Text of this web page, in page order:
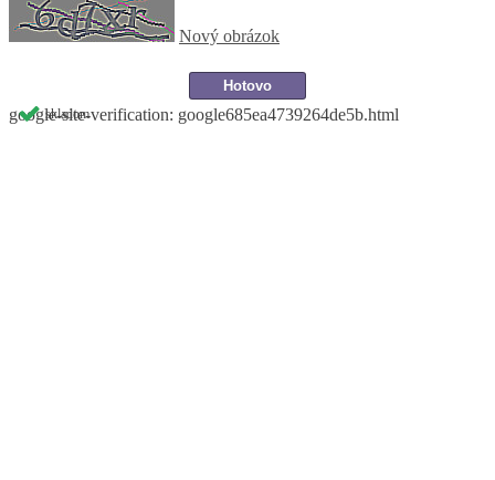
skladom
Nový obrázok
google-site-verification: google685ea4739264de5b.html